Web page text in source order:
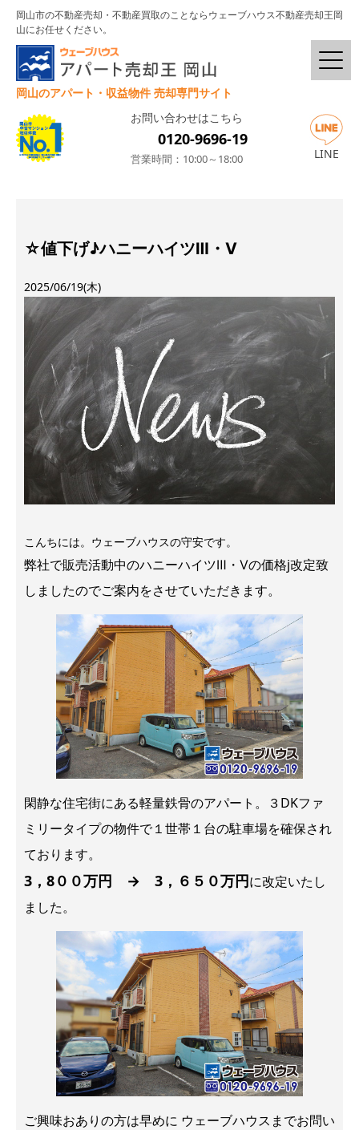
岡山市の不動産売却・不動産買取のことならウェーブハウス不動産売却王岡
山にお任せください。
岡山のアパート・収益物件 売却専門サイト
お問い合わせはこちら
0120-9696-19
営業時間：10:00～18:00 LINE
☆値下げ♪ハニーハイツⅢ・Ⅴ
2025/06/19(木)
こんちには。ウェーブハウスの守安です。
弊社で販売活動中のハニーハイツⅢ・Ⅴの価格j改定致
しましたのでご案内をさせていただきます。
閑静な住宅街にある軽量鉄骨のアパート。３DKファ
ミリータイプの物件で１世帯１台の駐車場を確保され
ております。
3，8００万円 → 3，６５０万円に改定いたし
ました。
ご興味おありの方は早めに ウェーブハウスまでお問い